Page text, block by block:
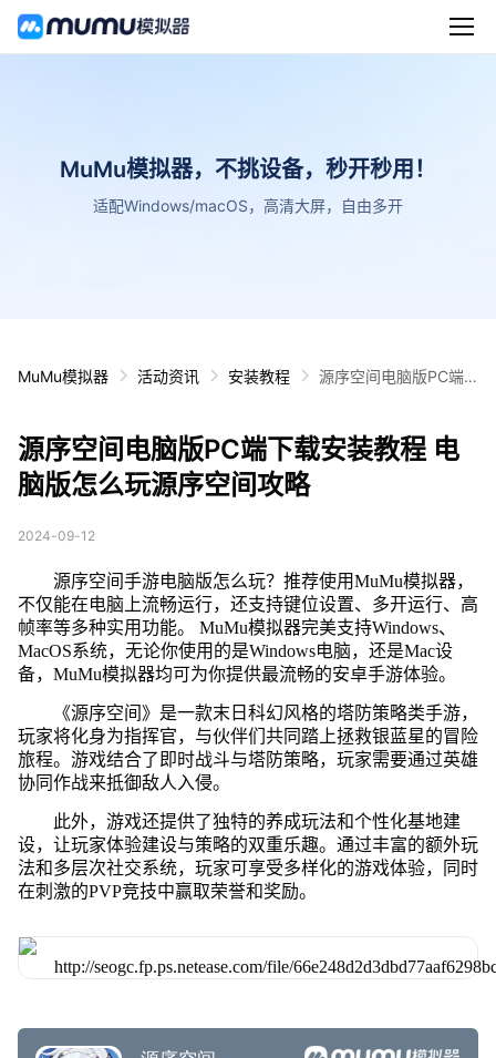
MuMu模拟器，不挑设备，秒开秒用！
适配Windows/macOS，高清大屏，自由多开
MuMu模拟器 活动资讯 安装教程
源序空间电脑版PC端
源序空间电脑版PC端下载安装教程 电
脑版怎么玩源序空间攻略
2024-09-12
源序空间手游电脑版怎么玩？推荐使用MuMu模拟器，
不仅能在电脑上流畅运行，还支持键位设置、多开运行、高
帧率等多种实用功能。 MuMu模拟器完美支持Windows、
MacOS系统，无论你使用的是Windows电脑，还是Mac设
备，MuMu模拟器均可为你提供最流畅的安卓手游体验。
《源序空间》是一款末日科幻风格的塔防策略类手游，
玩家将化身为指挥官，与伙伴们共同踏上拯救银蓝星的冒险
旅程。游戏结合了即时战斗与塔防策略，玩家需要通过英雄
协同作战来抵御敌人入侵。
此外，游戏还提供了独特的养成玩法和个性化基地建
设，让玩家体验建设与策略的双重乐趣。通过丰富的额外玩
法和多层次社交系统，玩家可享受多样化的游戏体验，同时
在刺激的PVP竞技中赢取荣誉和奖励。